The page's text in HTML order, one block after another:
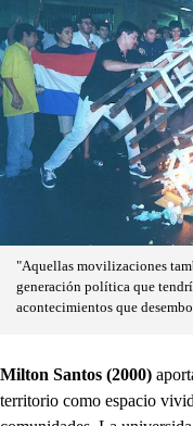
"Aquellas movilizaciones
generación política que
acontecimientos que
Milton Santos (2000)
territorio como espacio